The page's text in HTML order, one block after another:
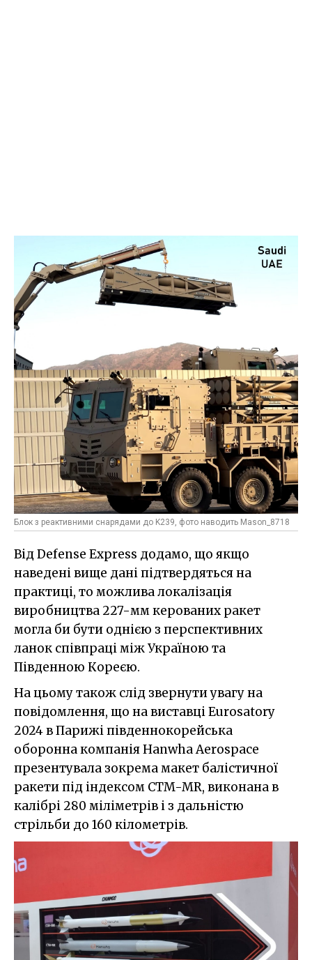
Блок з реактивними снарядами до K239, фото наводить Mason_8718
Від Defense Express додамо, що якщо
наведені вище дані підтвердяться на
практиці, то можлива локалізація
виробництва 227-мм керованих ракет
могла би бути однією з перспективних
ланок співпраці між Україною та
Південною Кореєю.
На цьому також слід звернути увагу на
повідомлення, що на виставці Eurosatory
2024 в Парижі південнокорейська
оборонна компанія Hanwha Aerospace
презентувала зокрема макет балістичної
ракети під індексом CTM-MR, виконана в
калібрі 280 міліметрів і з дальністю
стрільби до 160 кілометрів.